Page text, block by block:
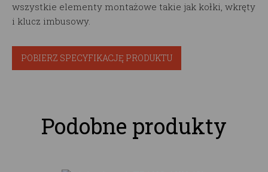
wszystkie elementy montażowe takie jak kołki, wkręty
i klucz imbusowy.
POBIERZ SPECYFIKACJĘ PRODUKTU
Podobne produkty